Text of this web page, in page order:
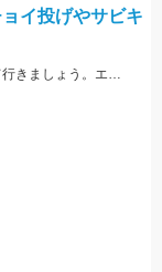
イ投げやサビキ
藻草が多く根掛かりもある為、予備の仕掛けは持って行きましょう。エサは石ゴカイを使用しました。